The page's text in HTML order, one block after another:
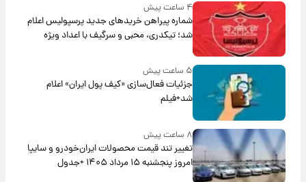
۴ ساعت پیش
شماره پیراهن خریدهای جدید پرسپولیس اعلام
شد؛ تیکدری، محبی و سرگیف با اعداد ویژه
۵ ساعت پیش
جزئیات فعال‌سازی «کیف پول ایران» اعلام
شد+فیلم
۸ ساعت پیش
تغییر تند قیمت محصولات ایران‌خودرو و سایپا
امروز پنجشنبه ۱۵ مرداد ۱۴۰۵ +جدول